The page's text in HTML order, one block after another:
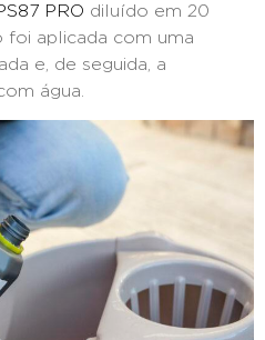
PRO diluído em 20
foi aplicada com uma
e, de seguida, a
água.